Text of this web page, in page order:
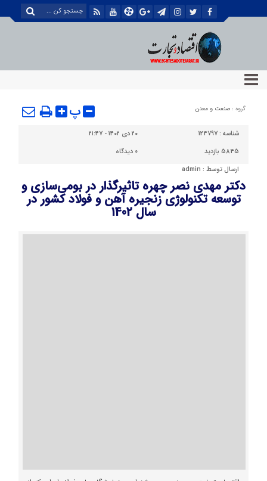
گروه : صنعت و معدن پ
شناسه : 124797
۲۰ دی ۱۴۰۲ - ۲۱:۴۷
5845 بازدید
0 دیدگاه
ارسال توسط : admin
دكتر مهدی نصر چهره تاثیرگذار در بومی‌سازی و
توسعه تكنولوژی زنجیره آهن و فولاد كشور در
سال 1402